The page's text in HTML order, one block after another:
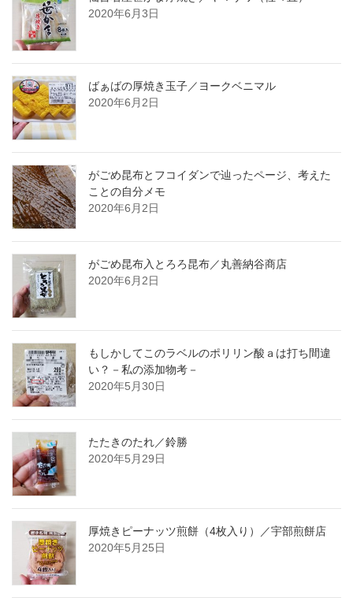
2020年6月3日
ばぁばの厚焼き玉子／ヨークベニマル
2020年6月2日
がごめ昆布とフコイダンで辿ったページ、考えた
ことの自分メモ
2020年6月2日
がごめ昆布入とろろ昆布／丸善納谷商店
2020年6月2日
もしかしてこのラベルのポリリン酸ａは打ち間違
い？－私の添加物考－
2020年5月30日
たたきのたれ／鈴勝
2020年5月29日
厚焼きピーナッツ煎餅（4枚入り）／宇部煎餅店
2020年5月25日